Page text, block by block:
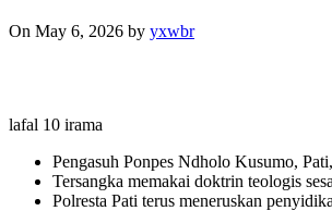
On May 6, 2026 by yxwbr
lafal 10 irama
Pengasuh Ponpes Ndholo Kusumo,
Tersangka memakai doktrin teologis
Polresta Pati terus meneruskan